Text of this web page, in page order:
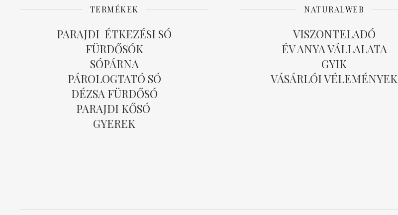
TERMÉKEK
PARAJDI ÉTKEZÉSI SÓ
FÜRDŐSÓK
SÓPÁRNA
PÁROLOGTATÓ SÓ
DÉZSA FÜRDŐSÓ
PARAJDI KŐSÓ
GYEREK
NATURALWEB
VISZONTELADÓ
ÉV ANYA VÁLLALATA
GYIK
VÁSÁRLÓI VÉLEMÉNYEK